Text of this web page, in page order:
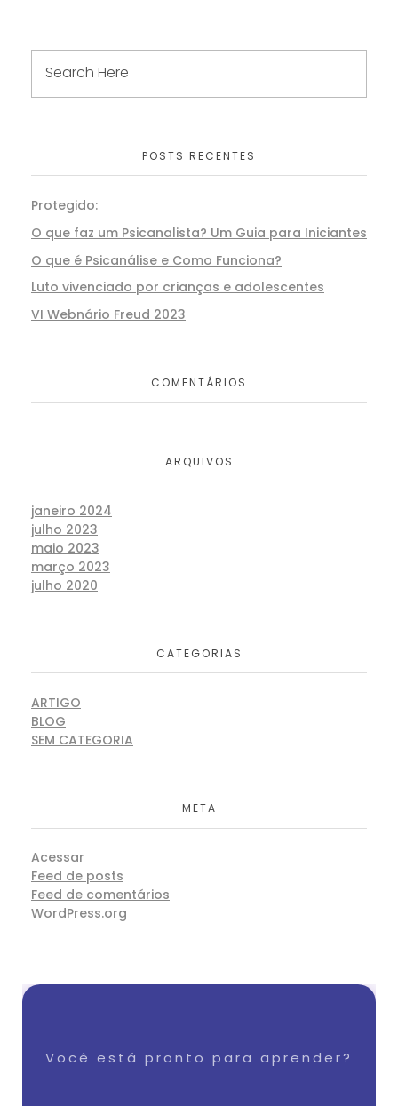
POSTS RECENTES
Protegido:
O que faz um Psicanalista? Um Guia para Iniciantes
O que é Psicanálise e Como Funciona?
Luto vivenciado por crianças e adolescentes
VI Webnário Freud 2023
COMENTÁRIOS
ARQUIVOS
janeiro 2024
julho 2023
maio 2023
março 2023
julho 2020
CATEGORIAS
ARTIGO
BLOG
SEM CATEGORIA
META
Acessar
Feed de posts
Feed de comentários
WordPress.org
Você está pronto para aprender?